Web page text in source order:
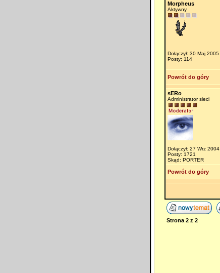
Morpheus
Aktywny
Dołączył: 30 Maj 2005
Posty: 114
Powrót do góry
sERo
Administrator sieci
Dołączył: 27 Wrz 2004
Posty: 1721
Skąd: PORTER
Powrót do góry
Strona 2z 2